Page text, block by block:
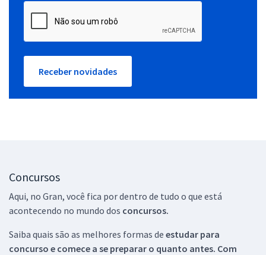
Receber novidades
Concursos
Aqui, no Gran, você fica por dentro de tudo o que está
acontecendo no mundo dos concursos.
Saiba quais são as melhores formas de estudar para
concurso e comece a se preparar o quanto antes. Com